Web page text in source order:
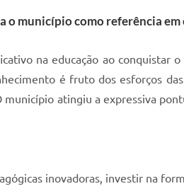
o município como referência
na educação ao conquistar
é fruto dos esforços
atingiu a expressiva
inovadoras, investir na